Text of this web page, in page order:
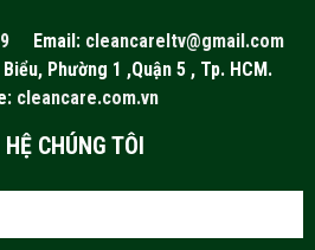
Email: cleancareltv@gmail.com
Phường 1 ,Quận 5 , Tp. HCM.
cleancare.com.vn
CHÚNG TÔI